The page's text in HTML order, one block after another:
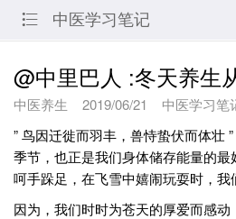
 中医学习笔记
@中里巴人 :冬天养生
中医养生 2019/06/21
中医学习笔
” 鸟因迁徙而羽丰，兽恃蛰伏而体壮
季节，也正是我们身体储存能量的
呵手跺足，在飞雪中嬉闹玩耍时，我
因为，我们时时为苍天的厚爱而感动